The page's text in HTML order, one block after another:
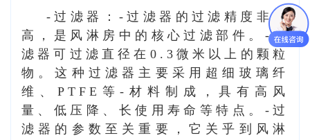
-过滤器：-过滤器的过滤精度非常
高，是风淋房中的核心过滤部件。-过
滤器可过滤直径在0.3微米以上的颗粒
物。这种过滤器主要采用超细玻璃纤
维、PTFE等-材料制成，具有高风
量、低压降、长使用寿命等特点。-过
滤器的参数至关重要，它关乎到风淋